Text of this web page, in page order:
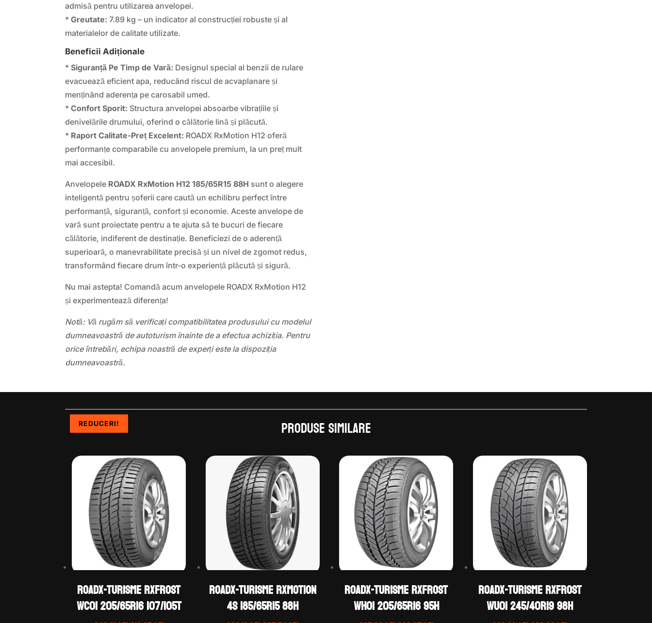
admisă pentru utilizarea anvelopei.
*Greutate: 7.89 kg – un indicator al construcției robuste și al
materialelor de calitate utilizate.
Beneficii Adiționale
*Siguranță Pe Timp de Vară: Designul special al benzii de rulare
evacuează eficient apa, reducând riscul de acvaplanare și
menținând aderența pe carosabil umed.
*Confort Sporit: Structura anvelopei absoarbe vibrațiile și
denivelările drumului, oferind o călătorie lină și plăcută.
* Raport Calitate-Preț Excelent: ROADX RxMotion H12 oferă
performanțe comparabile cu anvelopele premium, la un preț mult
mai accesibil.
Anvelopele ROADX RxMotion H12 185/65R15 88H sunt o alegere
inteligentă pentru șoferii care caută un echilibru perfect între
performanță, siguranță, confort și economie. Aceste anvelope de
vară sunt proiectate pentru a te ajuta să te bucuri de fiecare
călătorie, indiferent de destinație. Beneficiezi de o aderență
superioară, o manevrabilitate precisă și un nivel de zgomot redus,
transformând fiecare drum într-o experiență plăcută și sigură.
Nu mai astepta! Comandă acum anvelopele ROADX RxMotion H12
și experimentează diferența!
Notă: Vă rugăm să verificați compatibilitatea produsului cu modelul
dumneavoastră de autoturism înainte de a efectua achiziția. Pentru
orice întrebări, echipa noastră de experți este la dispoziția
dumneavoastră.
Produse similare
REDUCERI!
ROADX-TURISME RXFROST
WC01 205/65R16 107/105T
REDUCERI!
ROADX-TURISME RXMOTION
4S 185/65R15 88H
REDUCERI!
ROADX-TURISME RXFROST
WH01 205/65R16 95H
REDUCERI!
ROADX-TURISME RXFROST
WU01 245/40R19 98H